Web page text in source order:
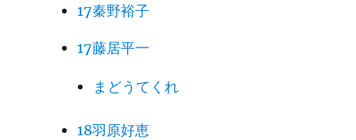
17秦野裕子
17藤居平一
まどうてくれ
18羽原好恵